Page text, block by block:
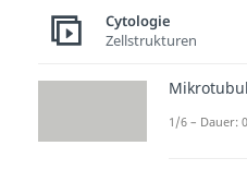
Cytologie
Zellstrukturen
1/6 – Dauer: